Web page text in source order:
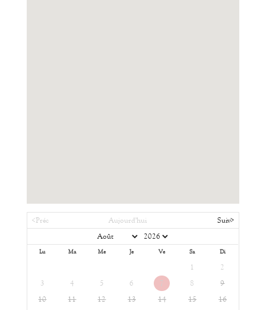
<Préc Aujourd'hui Suiv>
Lu Ma Me Je Ve Sa Di
1
2
3
4 5 6 7 8
9
10
11 12 13 14 15
16